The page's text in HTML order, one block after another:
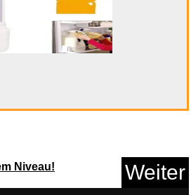
XXL MegaPaket
2006...
Niveau! Weiter